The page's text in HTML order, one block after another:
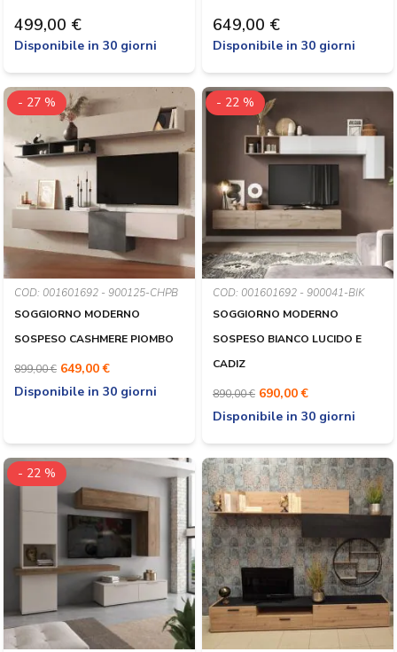
499,00 €
Disponibile in 30 giorni
649,00 €
Disponibile in 30 giorni
COD: 001601692 - 900125-CHPB
SOGGIORNO MODERNO
SOSPESO CASHMERE PIOMBO
- 27 %
899,00 € 649,00 €
Disponibile in 30 giorni
COD: 001601692 - 900041-BIK
SOGGIORNO MODERNO
SOSPESO BIANCO LUCIDO E
CADIZ
- 22 %
890,00 € 690,00 €
Disponibile in 30 giorni
- 22 %